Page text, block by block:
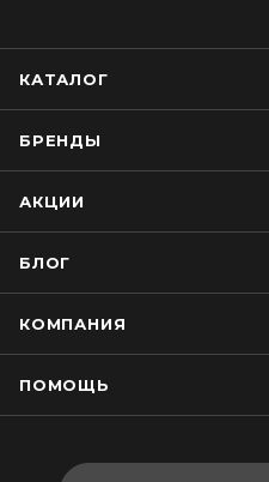
КАТАЛОГ
БРЕНДЫ
АКЦИИ
БЛОГ
КОМПАНИЯ
ПОМОЩЬ